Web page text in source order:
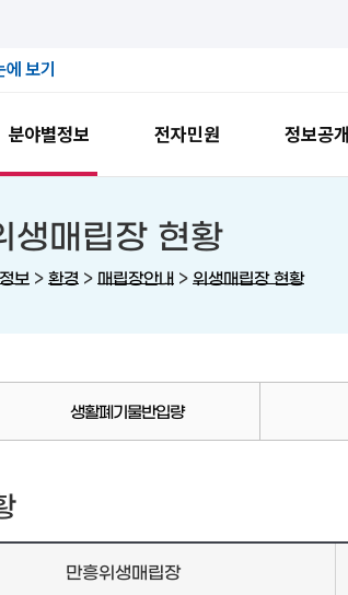
보기
분야별정보 전자민원 정보공개
생매립장 현황
보 > 환경 > 매립장안내 > 위생매립장 현황
생활폐기물반입량
만흥위생매립장